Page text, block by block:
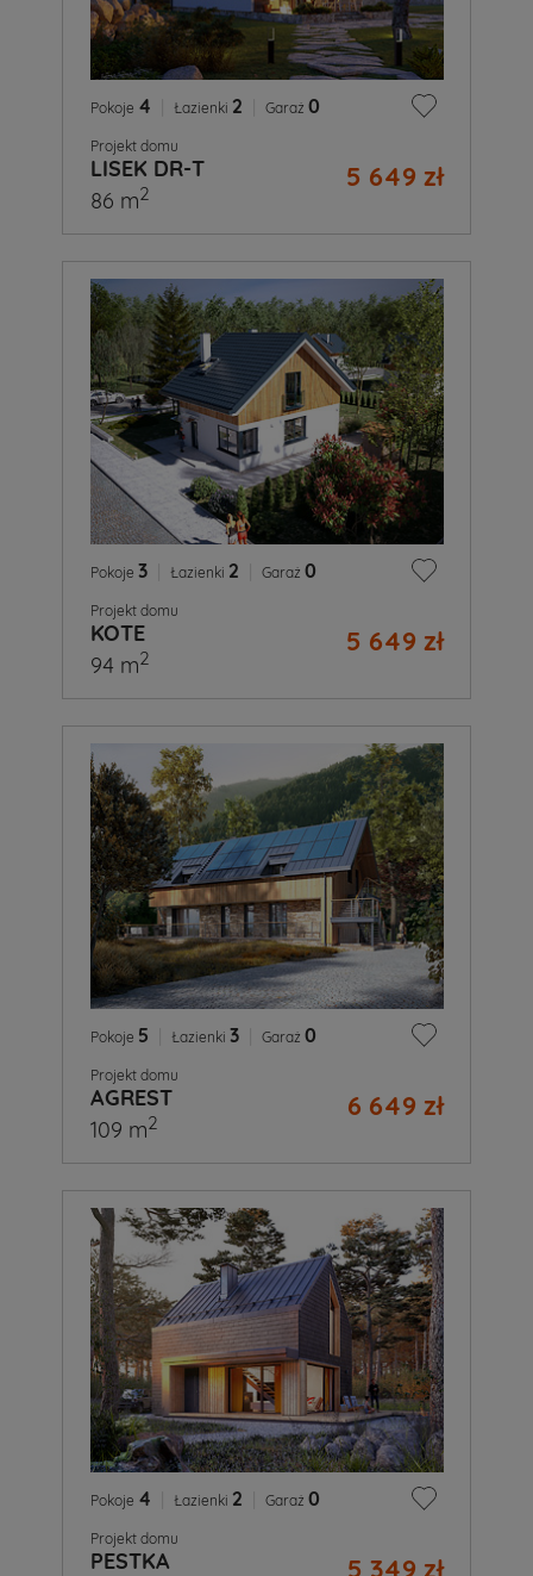
Pokoje 4 Łazienki 2 Garaż 0
Projekt domu
LISEK DR-T 5 649 zł
86 m2
Pokoje 3 Łazienki 2 Garaż 0
Projekt domu
KOTE 5 649 zł
94 m2
Pokoje 5 Łazienki 3 Garaż 0
Projekt domu
AGREST 6 649 zł
109 m2
Pokoje 4 Łazienki 2 Garaż 0
Projekt domu
PESTKA 5 349 zł